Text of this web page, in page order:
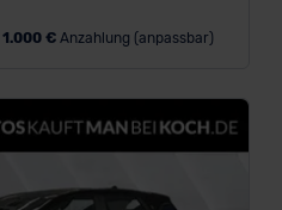
1.000 €Anzahlung (anpassbar)